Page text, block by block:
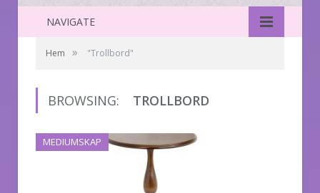
NAVIGATE
Hem » "Trollbord"
BROWSING: TROLLBORD
MEDIUMSKAP